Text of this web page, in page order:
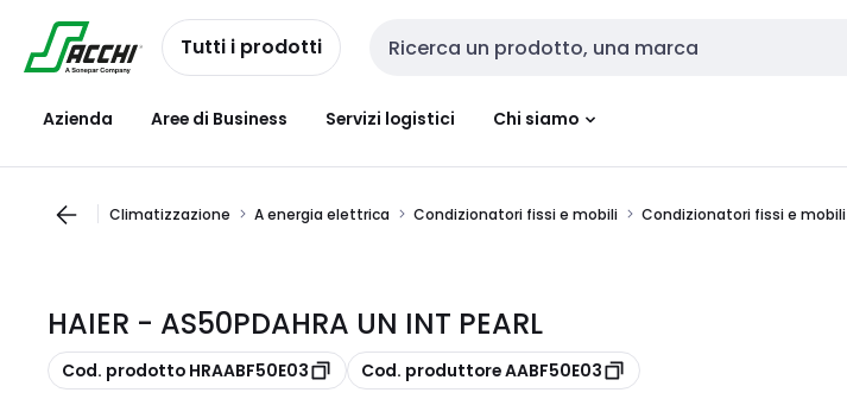
navigazione
Salta al
contenutoTutti i prodotti Cerca input
Azienda Aree di Business Servizi logistici Chi siamo
Climatizzazione A energia elettrica Condizionatori fissi e mobili Condizionatori fissi e mobili
HAIER - AS50PDAHRA UN INT PEARL
copia
Cod. prodotto HRAABF50E03 copia
Cod. produttore AABF50E03